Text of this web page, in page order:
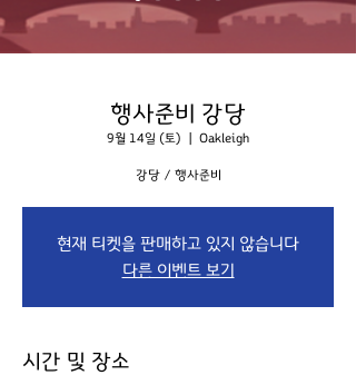
행사준비 강당
9월 14일 (토) Oakleigh
강당 / 행사준비
현재 티켓을 판매하고 있지 않습니다
다른 이벤트 보기
시간 및 장소